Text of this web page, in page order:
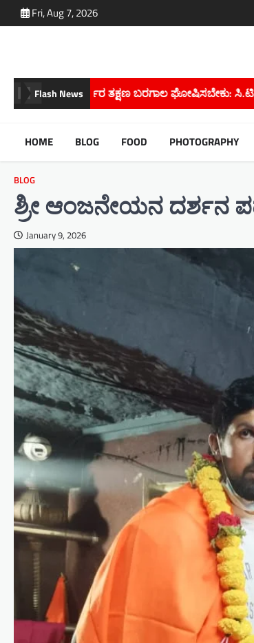
to
Fri, Aug 7, 2026
Flash News
ಸಿ.ಟಿ. ರವಿ. ಕೋಡಿಉಗನೆ ಗ್ರಾಮದ ಮಹೇಶ್ ಕೆ.
HOME BLOG FOOD PHOTOGRAPHY
BLOG
ಶ್ರೀ ಆಂಜನೇಯನ ದರ್ಶನ
January 9, 2026